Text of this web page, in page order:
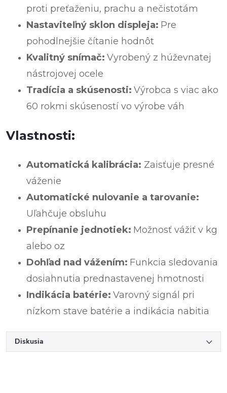
proti preťaženiu, prachu a nečistotám
Nastaviteľný sklon displeja: Pre
pohodlnejšie čítanie hodnôt
Kvalitný snímač: Vyrobený z húževnatej
nástrojovej ocele
Tradícia a skúsenosti: Výrobca s viac ako
60 rokmi skúseností vo výrobe váh
Vlastnosti:
Automatická kalibrácia: Zaisťuje presné
váženie
Automatické nulovanie a tarovanie:
Uľahčuje obsluhu
Prepínanie jednotiek: Možnosť vážiť v kg
alebo oz
Dohľad nad vážením: Funkcia sledovania
dosiahnutia prednastavenej hmotnosti
Indikácia batérie: Varovný signál pri
nízkom stave batérie a indikácia nabitia
Diskusia